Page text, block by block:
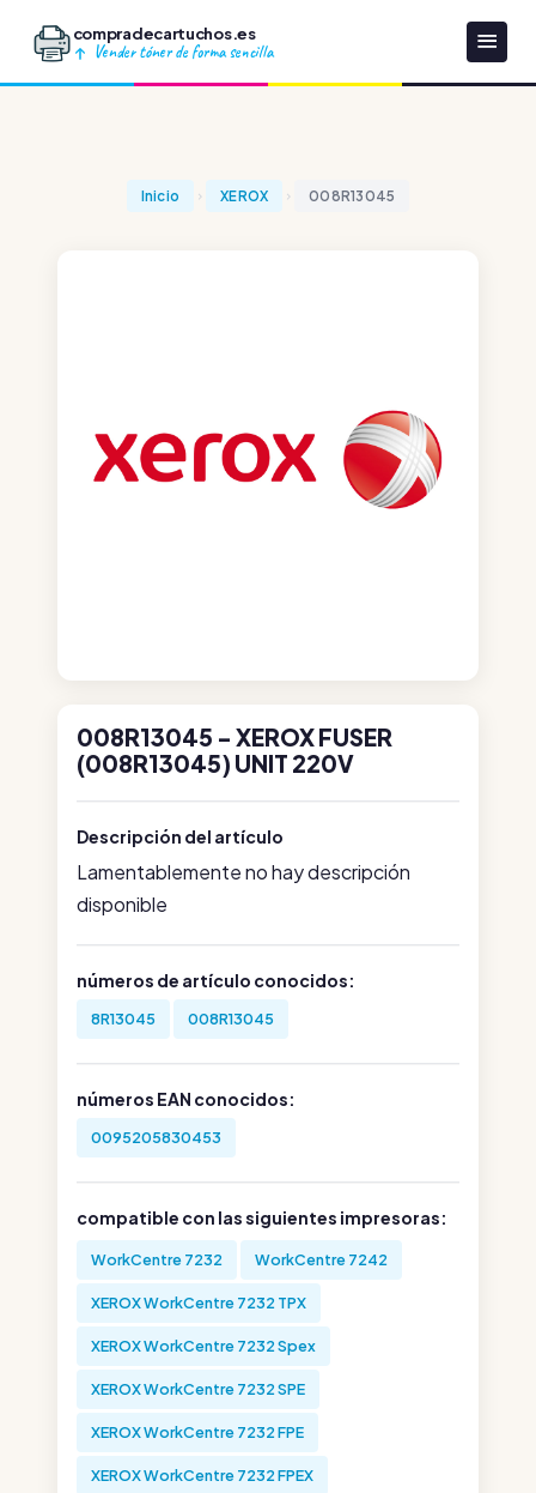
compradecartuchos.es
Vender tóner de forma sencilla
Inicio XEROX 008R13045
008R13045 - XEROX FUSER
(008R13045) UNIT 220V
Descripción del artículo
Lamentablemente no hay descripción
disponible
números de artículo conocidos:
8R13045 008R13045
números EAN conocidos:
0095205830453
compatible con las siguientes impresoras:
WorkCentre 7232 WorkCentre 7242
XEROX WorkCentre 7232 TPX
XEROX WorkCentre 7232 Spex
XEROX WorkCentre 7232 SPE
XEROX WorkCentre 7232 FPE
XEROX WorkCentre 7232 FPEX